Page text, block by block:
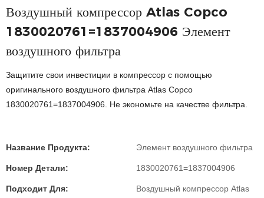
Воздушный компрессор Atlas Copco
1830020761=1837004906 Элемент
воздушного фильтра
Защитите свои инвестиции в компрессор с помощью
оригинального воздушного фильтра Atlas Copco
1830020761=1837004906. Не экономьте на качестве фильтра.
Название Продукта: Элемент воздушного фильтра
Номер Детали: 1830020761=1837004906
Подходит Для:
Воздушный компрессор Atlas